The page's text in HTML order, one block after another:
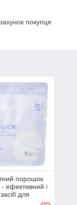
покупця
порошок
ефективний і
для